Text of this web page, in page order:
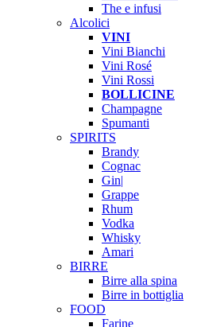
The e infusi
Alcolici
VINI
Vini Bianchi
Vini Rosé
Vini Rossi
BOLLICINE
Champagne
Spumanti
SPIRITS
Brandy
Cognac
Gin|
Grappe
Rhum
Vodka
Whisky
Amari
BIRRE
Birre alla spina
Birre in bottiglia
FOOD
Farine